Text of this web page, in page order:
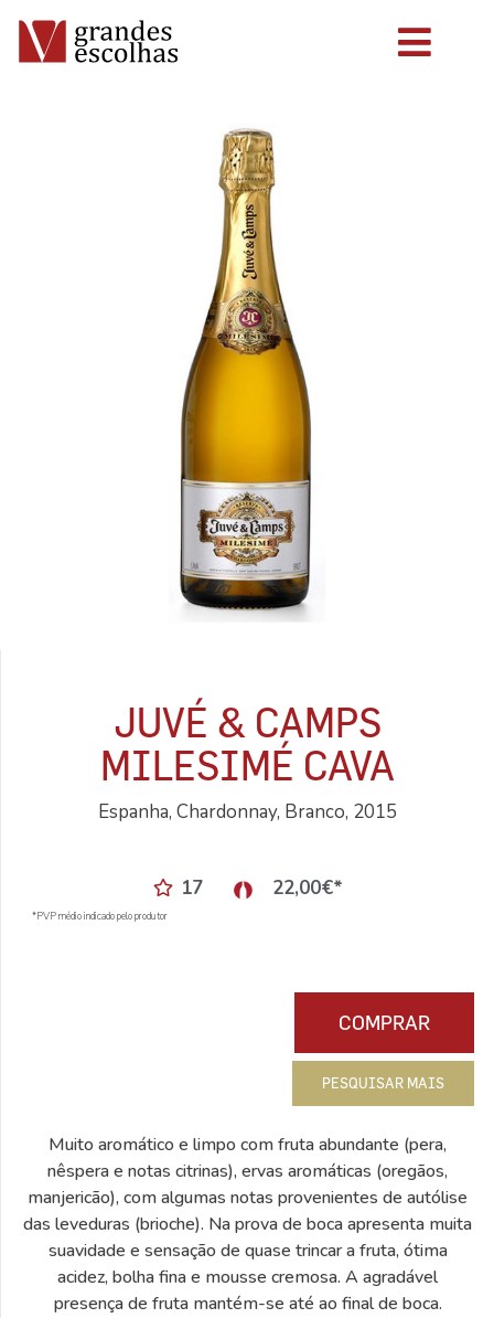
JUVÉ & CAMPS
MILESIMÉ CAVA
Espanha, Chardonnay, Branco, 2015
17 22,00€*
*PVP médio indicado pelo produtor
COMPRAR
PESQUISAR MAIS
Muito aromático e limpo com fruta abundante (pera,
nêspera e notas citrinas), ervas aromáticas (oregãos,
manjericão), com algumas notas provenientes de autólise
das leveduras (brioche). Na prova de boca apresenta muita
suavidade e sensação de quase trincar a fruta, ótima
acidez, bolha fina e mousse cremosa. A agradável
presença de fruta mantém-se até ao final de boca.